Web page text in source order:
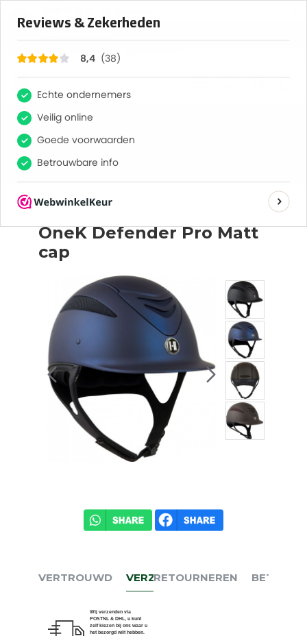
8,4
REGISTREREN
alle producten
Gratis verzending vanaf € 75,-
OneK Defender Pro Matt
cap
VERTROUWD VERZENDEN
Wij verzenden via
POSTNL & DHL, u kunt
zelf kiezen bij ons waar u
het bezorgd wilt hebben.
RETOURNEREN BETALEN